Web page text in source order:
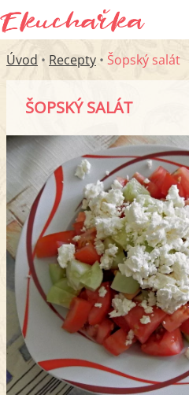
Úvod • Recepty • Šopský salát
ŠOPSKÝ SALÁT